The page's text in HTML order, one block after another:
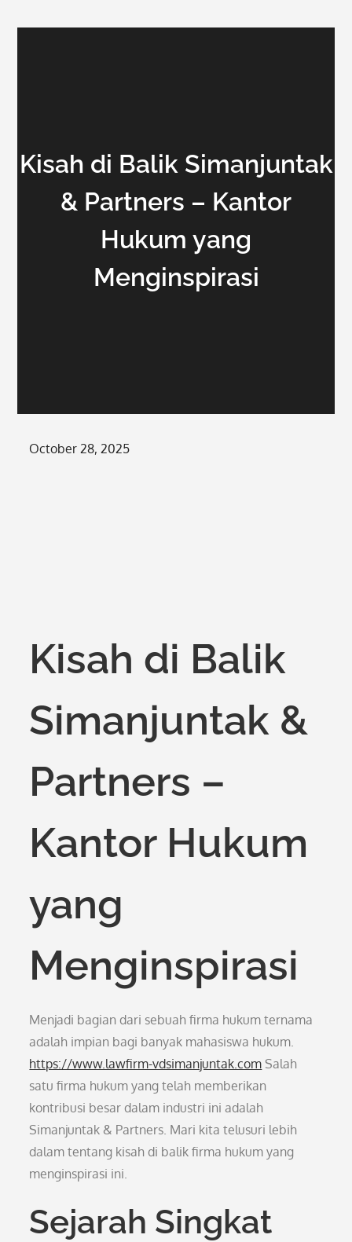
Kisah di Balik Simanjuntak
& Partners – Kantor
Hukum yang
Menginspirasi
Posted
October 28, 2025
Kisah di Balik
Simanjuntak &
Partners –
Kantor Hukum
yang
Menginspirasi
Menjadi bagian dari sebuah firma hukum ternama
adalah impian bagi banyak mahasiswa hukum.
https://www.lawfirm-vdsimanjuntak.com Salah
satu firma hukum yang telah memberikan
kontribusi besar dalam industri ini adalah
Simanjuntak & Partners. Mari kita telusuri lebih
dalam tentang kisah di balik firma hukum yang
menginspirasi ini.
Sejarah Singkat